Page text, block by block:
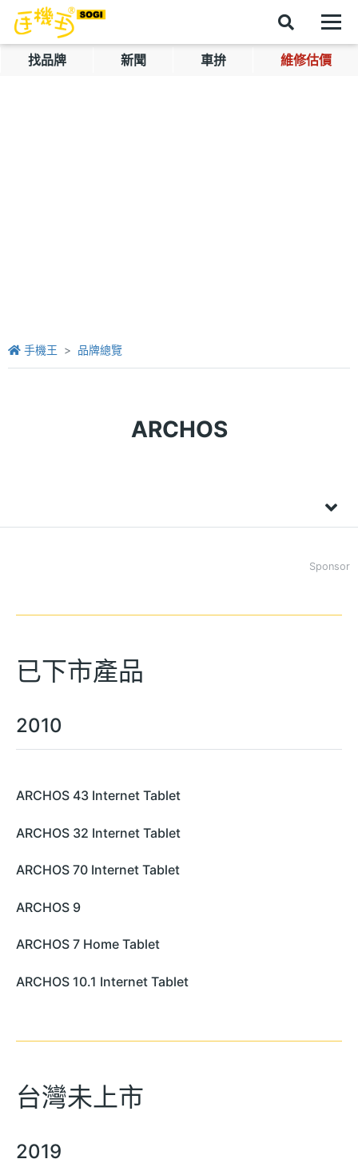
找品牌 新聞 車拚 維修估價
手機王 品牌總覽
ARCHOS
Sponsor
已下市產品
2010
ARCHOS 43 Internet Tablet
ARCHOS 32 Internet Tablet
ARCHOS 70 Internet Tablet
ARCHOS 9
ARCHOS 7 Home Tablet
ARCHOS 10.1 Internet Tablet
台灣未上市
2019